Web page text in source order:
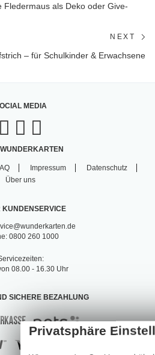
Fledermaus als Deko oder Give-
NEXT
– für Schulkinder & Erwachsene
MEDIA
Impressum
Datenschutz
Über uns
KUNDENSERVICE
0800 260 1000
08.00 - 16.30 Uhr
SICHERE BEZAHLUNG